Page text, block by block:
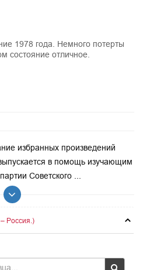
1978 года. Немного потерты
состояние отличное.
избранных произведений
в помощь изучающим
Советского ...
Россия.)